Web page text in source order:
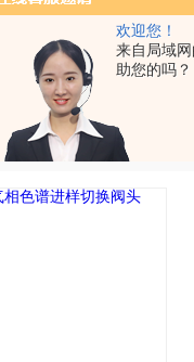
欢迎您！
来自局域
助您的吗？